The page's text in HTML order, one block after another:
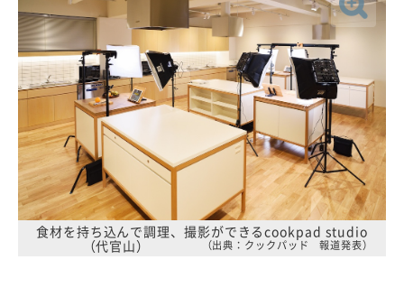
食材を持ち込んで調理、撮影ができるcookpad studio
（代官山）
（出典：クックパッド 報道発表）